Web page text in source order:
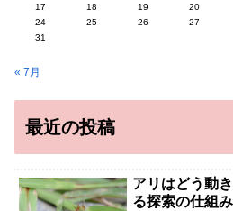
17
18 19 20
24
25 26 27
31
« 7月
最近の投稿
アリはどう動
る探索の仕組み